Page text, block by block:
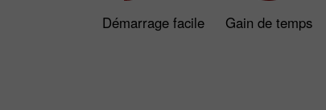
Démarrage facile Gain de temps